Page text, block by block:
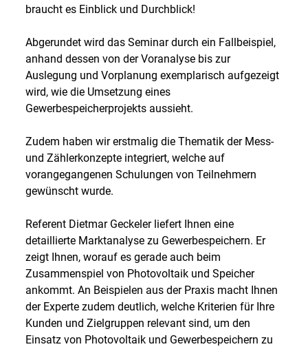
braucht es Einblick und Durchblick!
Abgerundet wird das Seminar durch ein Fallbeispiel,
anhand dessen von der Voranalyse bis zur
Auslegung und Vorplanung exemplarisch aufgezeigt
wird, wie die Umsetzung eines
Gewerbespeicherprojekts aussieht.
Zudem haben wir erstmalig die Thematik der Mess-
und Zählerkonzepte integriert, welche auf
vorangegangenen Schulungen von Teilnehmern
gewünscht wurde.
Referent Dietmar Geckeler liefert Ihnen eine
detaillierte Marktanalyse zu Gewerbespeichern. Er
zeigt Ihnen, worauf es gerade auch beim
Zusammenspiel von Photovoltaik und Speicher
ankommt. An Beispielen aus der Praxis macht Ihnen
der Experte zudem deutlich, welche Kriterien für Ihre
Kunden und Zielgruppen relevant sind, um den
Einsatz von Photovoltaik und Gewerbespeichern zu